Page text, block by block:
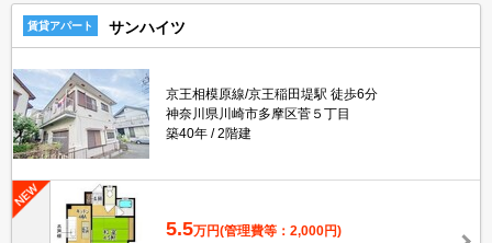
賃貸アパート サンハイツ
京王相模原線/京王稲田堤駅 徒歩6分
神奈川県川崎市多摩区菅５丁目
築40年
2階建
5.5万円(管理費等：2,000円)